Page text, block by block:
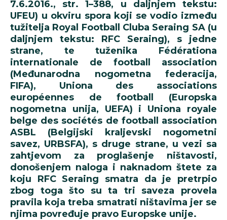
7.6.2016., str. 1–388, u daljnjem tekstu:
UFEU) u okviru spora koji se vodio između
tužitelja Royal Football Cluba Seraing SA (u
daljnjem tekstu: RFC Seraing), s jedne
strane, te tuženika Fédérationa
internationale de football association
(Međunarodna nogometna federacija,
FIFA), Uniona des associations
européennes de football (Europska
nogometna unija, UEFA) i Uniona royale
belge des sociétés de football association
ASBL (Belgijski kraljevski nogometni
savez, URBSFA), s druge strane, u vezi sa
zahtjevom za proglašenje ništavosti,
donošenjem naloga i naknadom štete za
koju RFC Seraing smatra da je pretrpio
zbog toga što su ta tri saveza provela
pravila koja treba smatrati ništavima jer se
njima povređuje pravo Europske unije.